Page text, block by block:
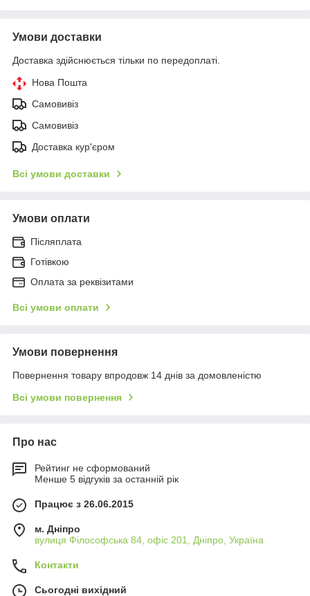
Умови доставки
Доставка здійснюється тільки по передоплаті.
Нова Пошта
Самовивіз
Самовивіз
Доставка кур'єром
Всі умови доставки
Умови оплати
Післяплата
Готівкою
Оплата за реквізитами
Всі умови оплати
Умови повернення
Повернення товару впродовж 14 днів за домовленістю
Всі умови повернення
Про нас
Рейтинг не сформований
Менше 5 відгуків за останній рік
Працює з 26.06.2015
м. Дніпро
вулиця Філософська 84, офіс 201, Дніпро, Україна
Контакти
Сьогодні вихідний